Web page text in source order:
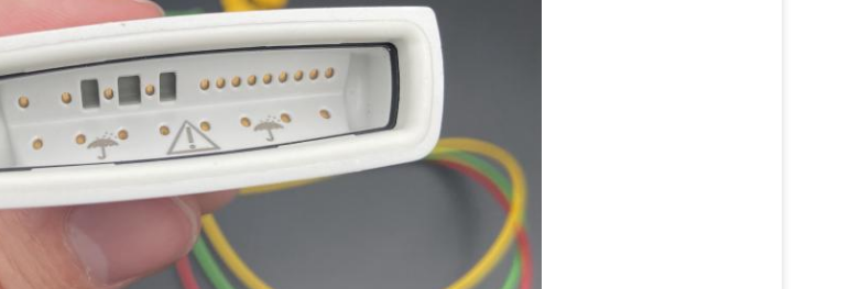
Good day, what product are you looking